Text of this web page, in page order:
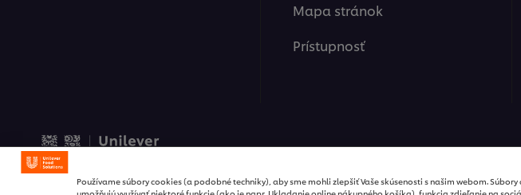
Mapa stránok
Prístupnosť
Používame súbory cookies (a podobné techniky), aby sme mohli zlepšiť Vaše skúsenosti s našim webom. Súbory
umožňujú využívať niektoré funkcie (ako je napr. Ukladanie online nákupného košíka), funkcia zdieľanie na